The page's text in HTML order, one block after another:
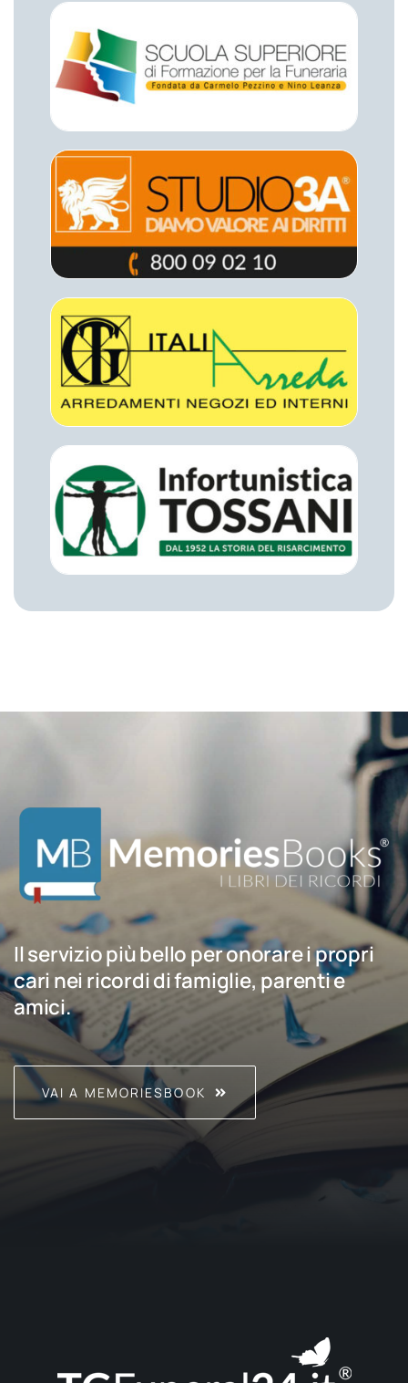
Il servizio più bello per onorare i propri
cari nei ricordi di famiglie, parenti e
amici.
VAI A MEMORIESBOOK